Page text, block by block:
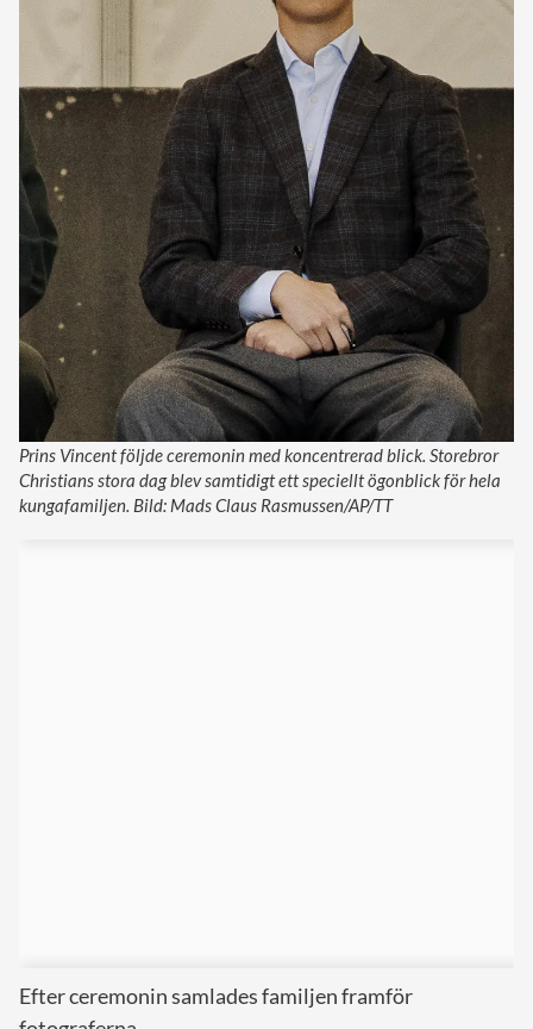
Prins Vincent följde ceremonin med koncentrerad blick. Storebror
Christians stora dag blev samtidigt ett speciellt ögonblick för hela
kungafamiljen. Bild: Mads Claus Rasmussen/AP/TT
Efter ceremonin samlades familjen framför